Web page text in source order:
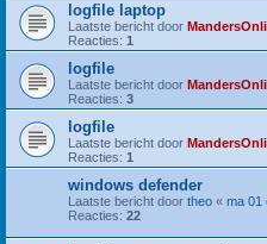
logfile laptop
Laatste bericht door
Reacties: 1
logfile
Laatste bericht door
Reacties: 3
logfile
Laatste bericht door
Reacties: 1
windows defender
Laatste bericht door theo « ma 01
Reacties: 22